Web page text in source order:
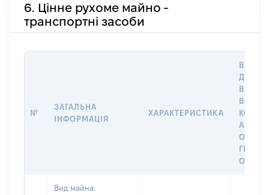
6. Цінне рухоме майно -
транспортні засоби
№
ЗАГАЛЬНА
ІНФОРМАЦІЯ
ХАРАКТЕРИСТИКА
ДАТУ
АБО
Вид майна: